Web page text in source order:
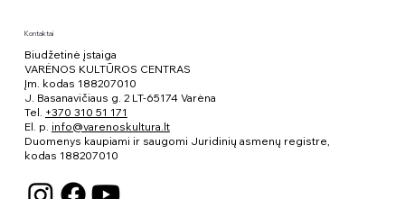
Kontaktai
Biudžetinė įstaiga
VARĖNOS KULTŪROS CENTRAS
Įm. kodas 188207010
J. Basanavičiaus g. 2 LT-65174 Varėna
Tel. +370 310 51 171
El. p. info@varenoskultura.lt
Duomenys kaupiami ir saugomi Juridinių asmenų registre,
kodas 188207010